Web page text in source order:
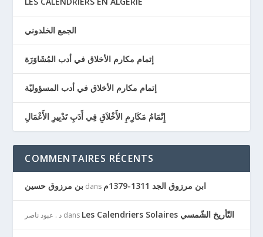
الجمع الخلدوني
إتمام مكارم الأخلاق في أدب المُشَاوَرَة
إتمام مكارم الأخلاق في أدب المسؤوليّة
إِتْمَامُ مَكَارِمِ الأَخْلاَقِ فِي أَدَبِ تَدْبِيرِ الأَعْمَالِ
COMMENTAIRES RÉCENTS
بن مرزوق حسين dans ابن مرزوق الجد 1311-1379م
د . عبود ناصر dans Les Calendriers Solaires التّأريخ الشّمسي